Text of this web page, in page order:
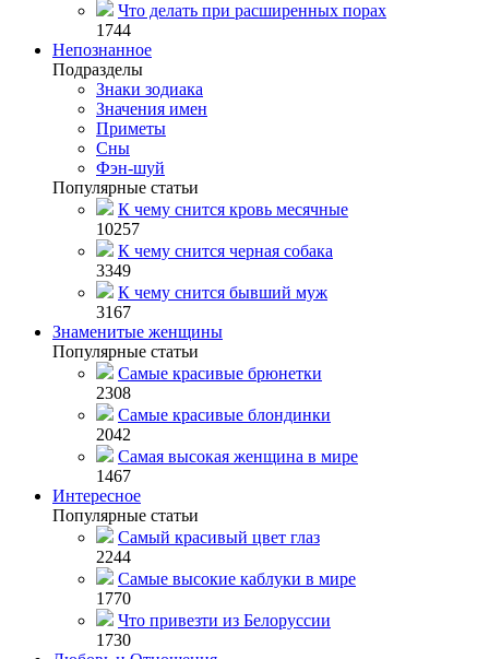
Что делать при расширенных порах
1744
Непознанное
Подразделы
Знаки зодиака
Значения имен
Приметы
Сны
Фэн-шуй
Популярные статьи
К чему снится кровь месячные
10257
К чему снится черная собака
3349
К чему снится бывший муж
3167
Знаменитые женщины
Популярные статьи
Самые красивые брюнетки
2308
Самые красивые блондинки
2042
Самая высокая женщина в мире
1467
Интересное
Популярные статьи
Самый красивый цвет глаз
2244
Самые высокие каблуки в мире
1770
Что привезти из Белоруссии
1730